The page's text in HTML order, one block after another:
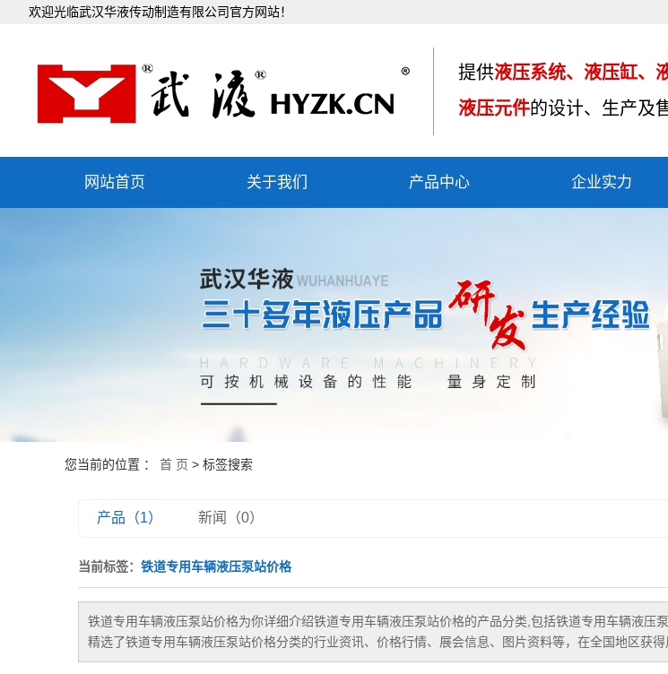
欢迎光临武汉华液传动制造有限公司官方网站！
提供液压系统、液压缸、
液压元件的设计、生产及
网站首页 关于我们
组织机构
发展历程
团队文化
产品中心
液压弯管机
液压制动器
其他产品
企业实力
您当前的位置 ： 首 页 > 标签搜索
产品（1） 新闻（0）
当前标签： 铁道专用车辆液压泵站价格
铁道专用车辆液压泵站价格为你详细介绍铁道专用车辆液压泵站价格的产品分类,包括铁道专用车辆液压
精选了铁道专用车辆液压泵站价格分类的行业资讯、价格行情、展会信息、图片资料等，在全国地区获